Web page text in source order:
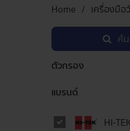
Home เครื่องมือ
ค้
ตัวกรอง
แบรนด์
HI-